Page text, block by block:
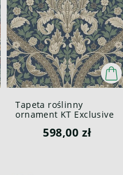
Tapeta roślinny
ornament KT Exclusive
British Heritage III
598,00 zł